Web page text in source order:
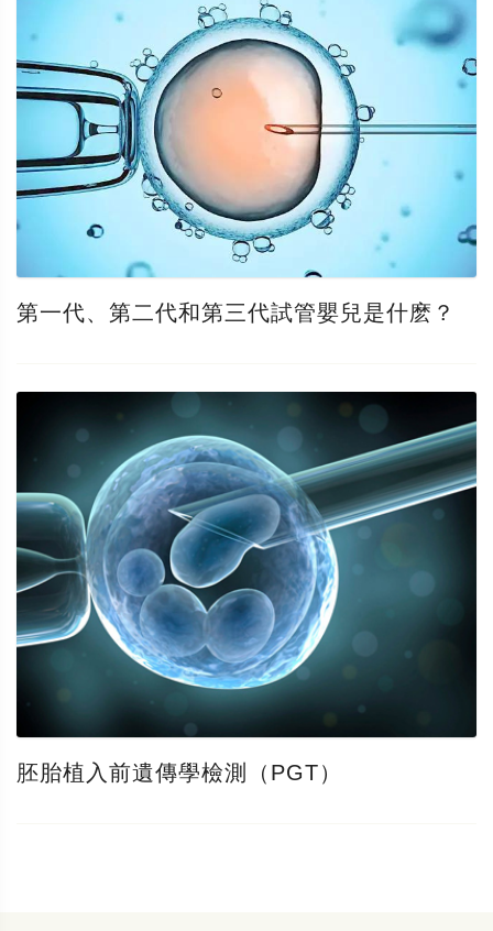
第一代、第二代和第三代試管嬰兒是什麽？
胚胎植入前遺傳學檢測（PGT）